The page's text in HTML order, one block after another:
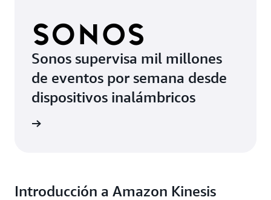
Sonos supervisa mil millones
de eventos por semana desde
dispositivos inalámbricos
Introducción a Amazon Kinesis